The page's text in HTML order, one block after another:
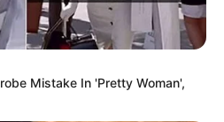
Bahan
Mistake In 'Pretty Woman',